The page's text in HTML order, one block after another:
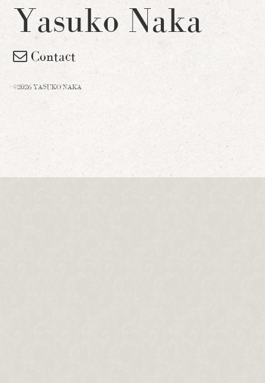
Yasuko Naka
Contact
©2026 YASUKO NAKA